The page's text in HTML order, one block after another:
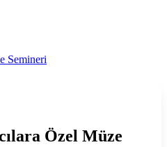
Semineri
Özel Müze